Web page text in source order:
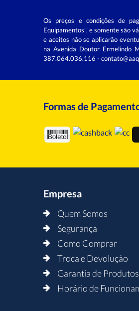
Os preços e condições de
Equipamentos", e somente são
e aceitos não se aplicarão
na Avenida Doutor Ermelindo
387.064.036.116 -
Formas de
Empresa
Quem Somos
Segurança
Como Comprar
Troca e Devolução
Garantia de Produtos
Horário de